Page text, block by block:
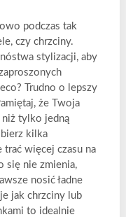
podczas tak
czy chrzciny.
stylizacji, aby
Trudno o lepszy
że Twoja
niż tylko jedną
kilka
więcej czasu na
się nie zmienia,
nosić ładne
jak chrzciny lub
to idealnie